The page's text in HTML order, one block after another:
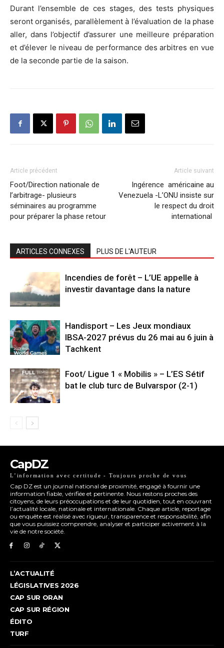
Durant l’ensemble de ces stages, des tests physiques
seront organisés, parallèlement à l’évaluation de la phase
aller, dans l’objectif d’assurer une meilleure préparation
et d’élever le niveau de performance des arbitres en vue
de la seconde partie de la saison.
Article précédent
Foot/Direction nationale de
l’arbitrage- plusieurs
séminaires au programme
pour préparer la phase retour
Article suivant
Ingérence américaine au
Venezuela -L’ONU insiste sur
le respect du droit
international
ARTICLES CONNEXES PLUS DE L'AUTEUR
Incendies de forêt – L’UE appelle à
investir davantage dans la nature
Handisport – Les Jeux mondiaux
IBSA-2027 prévus du 26 mai au 6 juin à
Tachkent
Foot/ Ligue 1 « Mobilis » – L’ES Sétif
bat le club turc de Bulvarspor (2-1)
CapDZ
L’information avec certitude - Toujours proche de vous
Cap DZ est un journal national de proximité, engagé à fournir une
information fiable, vérifiée et pertinente. Nous restons proches des
citoyens, de leurs préoccupations et de leur quotidien, tout en couvrant
l’actualité locale, nationale et internationale. Chaque article, reportage
ou enquête est réalisé avec rigueur, transparence et responsabilité, afin
que vous puissiez comprendre, analyser et participer activement à la
vie de notre société.
L’ACTUALITÉ
LÉGISLATIVES 2026
CAP SUR ORAN
CAP SUR RÉGION
ÉDITO
TURF